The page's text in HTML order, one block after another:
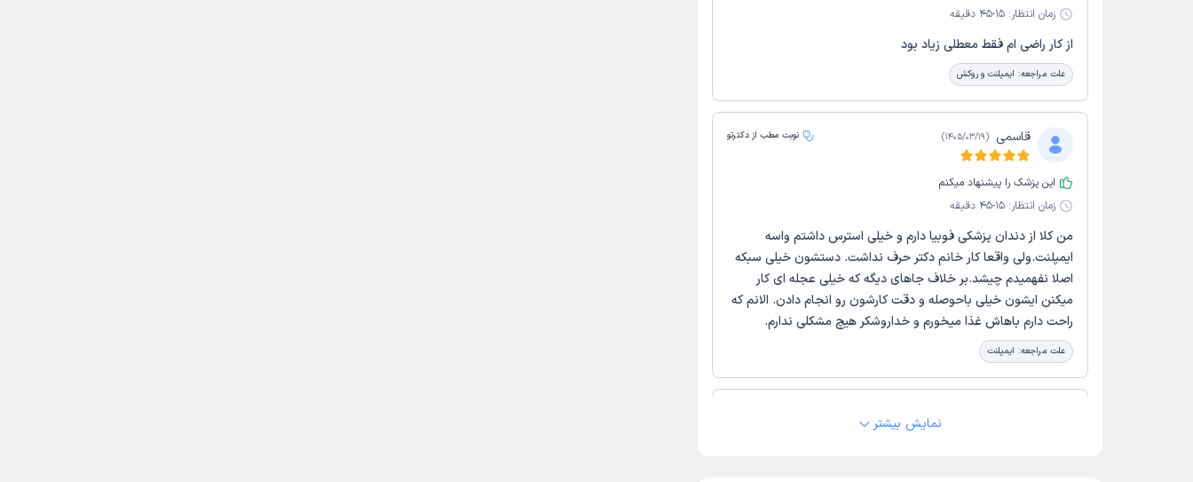
زمان انتظار: 15-45 دقیقه
از کار راضی ام فقط معطلی زیاد بود
علت مراجعه: ایمپلنت و روکش
قاسمی (
1405/03/19
) نوبت مطب از دکترتو
این پزشک را پیشنهاد میکنم
زمان انتظار: 15-45 دقیقه
من کلا از دندان پزشکی فوبیا دارم و خیلی استرس داشتم واسه
ایمپلنت.ولی واقعا کار خانم دکتر حرف نداشت. دستشون خیلی سبکه
اصلا نفهمیدم چیشد.بر خلاف جاهای دیگه که خیلی عجله ای کار
میکنن ایشون خیلی باحوصله و دقت کارشون رو انجام دادن. الانم که
راحت دارم باهاش غذا میخورم و خداروشکر هیچ مشکلی ندارم.
علت مراجعه: ایمپلنت
نمایش بیشتر